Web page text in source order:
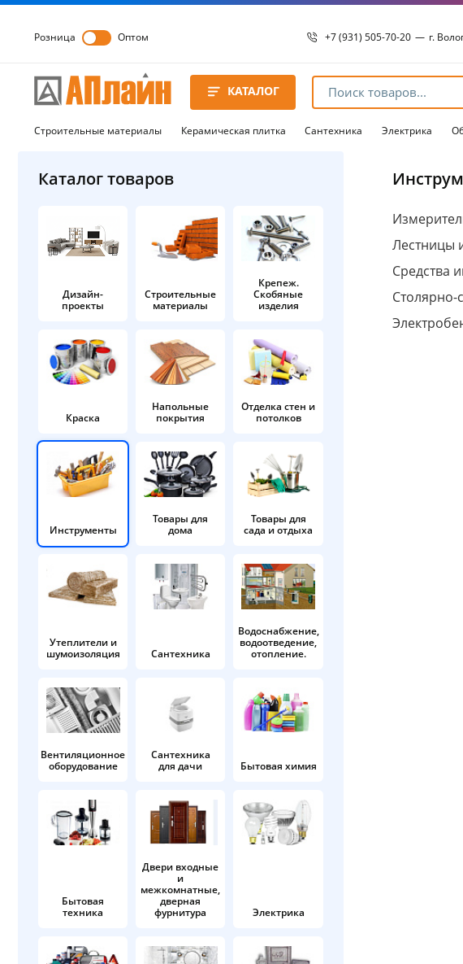
Розница Оптом +7 (931) 505-70-20 — г.
8 8172 54-15-98
8 8172 54-15-96
г.
КАТАЛОГ
Строительные материалы Керамическая плитка Сантехника Электрика
Каталог товаров
Дизайн-
проекты
Строительные
материалы
Крепеж.
Скобяные
изделия
Краска
Напольные
покрытия
Отделка стен и
потолков
Инструменты
Товары для
дома
Товары для
сада и отдыха
Утеплители и
шумоизоляция
Сантехника
Водоснабжение,
водоотведение,
отопление.
Вентиляционное
оборудование
Сантехника
для дачи
Бытовая химия
Бытовая
техника
Двери входные
и
межкомнатные,
дверная
фурнитура
Электрика
Лестницы
Средства
Столярно-
Для клиентов всех
Разбейте
на части